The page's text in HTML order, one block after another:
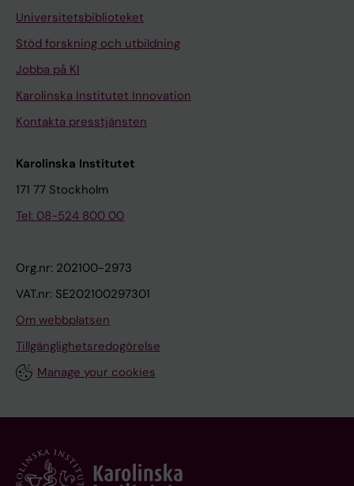
Universitetsbiblioteket
Stöd forskning och utbildning
Jobba på KI
Karolinska Institutet Innovation
Kontakta presstjänsten
Karolinska Institutet
171 77 Stockholm
Tel: 08-524 800 00
Org.nr: 202100-2973
VAT.nr: SE202100297301
Om webbplatsen
Tillgänglighetsredogörelse
Manage your cookies